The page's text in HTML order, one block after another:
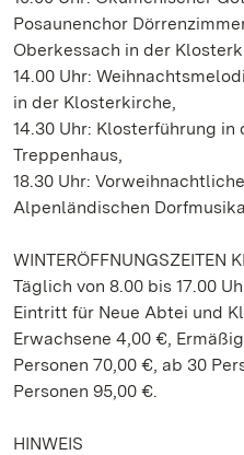
Posaunenchor
Oberkessach in der
14.00 Uhr:
in der Klosterkirche,
14.30 Uhr: Klosterführung
Treppenhaus,
18.30 Uhr:
Alpenländischen
WINTERÖFFNUNGSZEITEN
Täglich von 8.00 bis 17.00
Eintritt für Neue Abtei und
Erwachsene 4,00 €,
Personen 70,00 €, ab 30
Personen 95,00 €.
HINWEIS